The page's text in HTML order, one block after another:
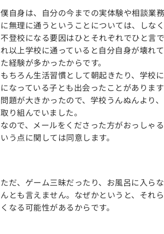
僕自身は、自分の今までの実体験や相談業
に無理に通うということについては、しな
不登校になる要因はひとそれぞれでひと言
れ以上学校に通っていると自分自身が壊れ
た経験が多かったからです。
もちろん生活習慣として朝起きたり、学校
になっている子とも出会ったことがありま
問題が大きかったので、学校うんぬんより
取り組んでいました。
なので、メールをくださった方がおっしゃ
いう点に関しては同意します。
ただ、ゲーム三昧だったり、お風呂に入ら
んとも言えません。なぜかというと、それ
くなる可能性があるからです。